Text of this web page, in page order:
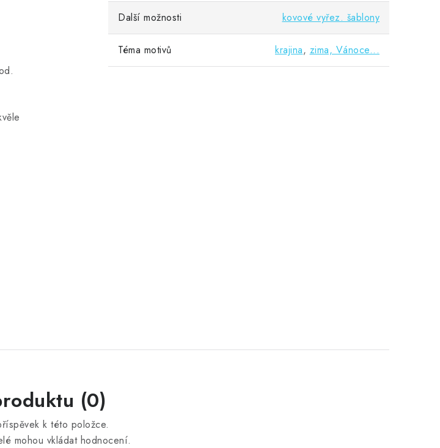
Další možnosti kovové vyřez. šablony
Téma motivů krajina, zima, Vánoce...
(0)
k této položce.
mohou vkládat hodnocení.